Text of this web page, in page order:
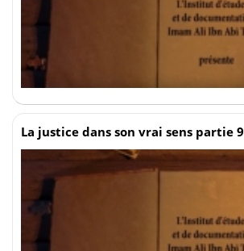
La justice dans son vrai sens partie 9